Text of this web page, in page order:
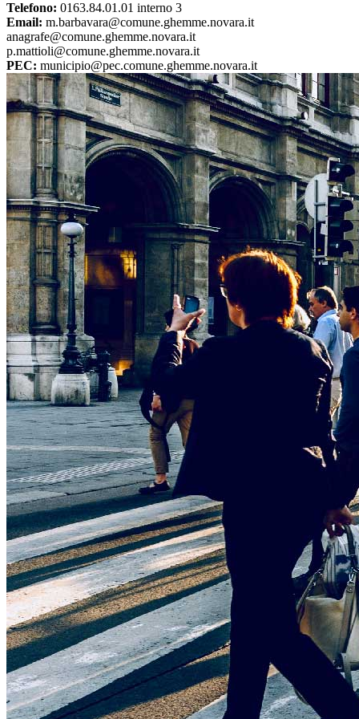
Telefono: 0163.84.01.01 interno 3
Email: m.barbavara@comune.ghemme.novara.it
anagrafe@comune.ghemme.novara.it
p.mattioli@comune.ghemme.novara.it
PEC: municipio@pec.comune.ghemme.novara.it